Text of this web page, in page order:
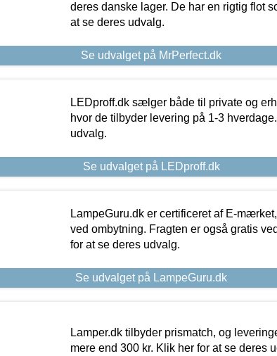
deres danske lager. De har en rigtig flot
at se deres udvalg.
Se udvalget på MrPerfect.dk
LEDproff.dk sælger både til private og
hvor de tilbyder levering på 1-3
udvalg.
Se udvalget på LEDproff.dk
LampeGuru.dk er certificeret af E-
ved ombytning. Fragten er også gratis
for at se deres udvalg.
Se udvalget på LampeGuru.dk
Lamper.dk tilbyder prismatch, og
mere end 300 kr. Klik her for at se deres